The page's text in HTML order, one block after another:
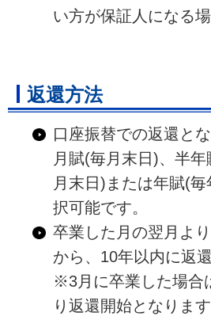
い方が保証人になる
返還方法
口座振替での返還とな
月賦(毎月末日)、半
月末日)または年賦(
択可能です。
卒業した月の翌月よ
から、10年以内に返
※3月に卒業した場合
り返還開始となります